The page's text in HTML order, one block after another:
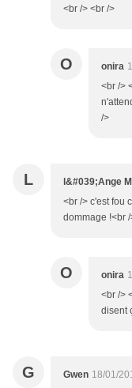
<br /> <br />
O onira
<br />
/>
L l&#039;Ange
<br /> c'est fou
dommage !<br
O onira
<br />
disent
G Gwen 18/01/